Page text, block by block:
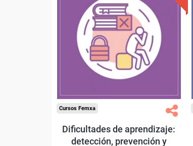
Descuentos especiales
Sin requisitos de acceso
Diploma
Compra segura
Cursos Femxa
Dificultades de aprendizaje:
detección, prevención y